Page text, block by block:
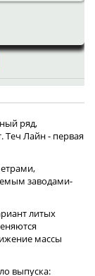
ряд,
Теч Лайн - первая
заводами-
литых
массы
выпуска: